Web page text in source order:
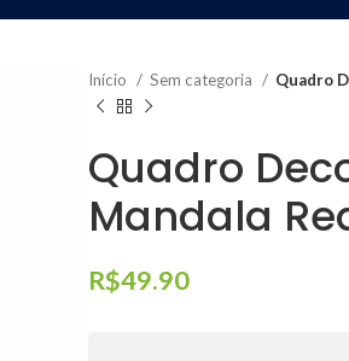
Início Sem categoria Quadro
Quadro
Mandala
R$49.90